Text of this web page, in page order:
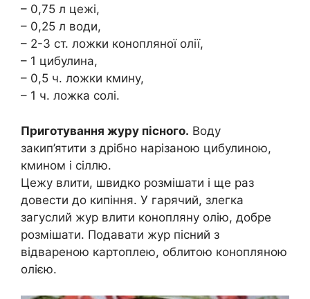
– 0,75 л цежі,
– 0,25 л води,
– 2-3 ст. ложки конопляної олії,
– 1 цибулина,
– 0,5 ч. ложки кмину,
– 1 ч. ложка солі.
Приготування журу пісного. Воду
закип’ятити з дрібно нарізаною цибулиною,
кмином і сіллю.
Цежу влити, швидко розмішати і ще раз
довести до кипіння. У гарячий, злегка
загуслий жур влити конопляну олію, добре
розмішати. Подавати жур пісний з
відвареною картоплею, облитою конопляною
олією.